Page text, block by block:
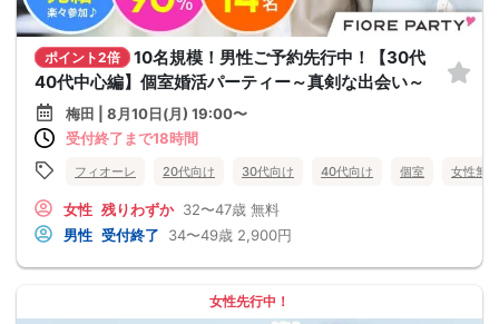
ポイント2倍
10名規模！男性ご予約先行中！【30代
40代中心編】個室婚活パーティー～真剣な出会い～
梅田 | 8月10日(月) 19:00〜
受付終了まで18時間
フィオーレ 20代向け 30代向け 40代向け 個室 女性無料
女性 残りわずか 32〜47歳 無料
男性 受付終了 34〜49歳 2,900円
女性先行中！